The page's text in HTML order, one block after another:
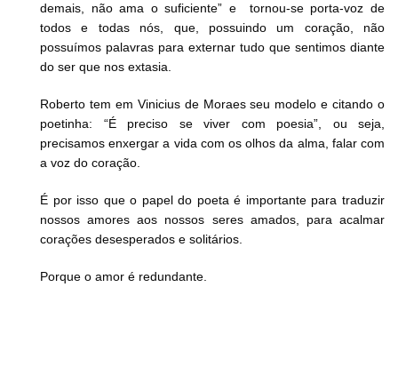
demais, não ama o suficiente” e tornou-se porta-voz de
todos e todas nós, que, possuindo um coração, não
possuímos palavras para externar tudo que sentimos diante
do ser que nos extasia.
Roberto tem em Vinicius de Moraes seu modelo e citando o
poetinha: “É preciso se viver com poesia”, ou seja,
precisamos enxergar a vida com os olhos da alma, falar com
a voz do coração.
É por isso que o papel do poeta é importante para traduzir
nossos amores aos nossos seres amados, para acalmar
corações desesperados e solitários.
Porque o amor é redundante.